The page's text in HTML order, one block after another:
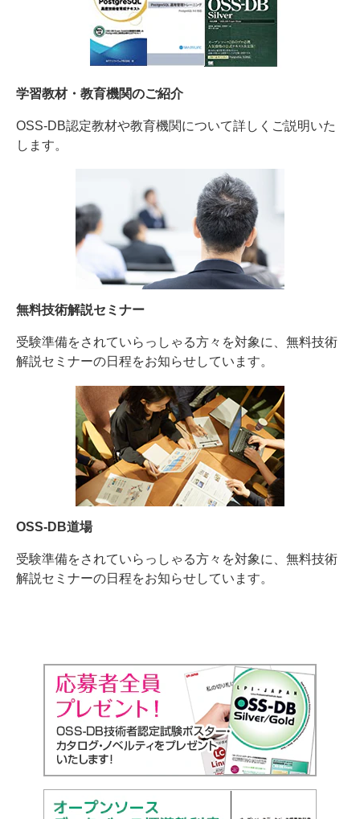
学習教材・教育機関のご紹介
OSS-DB認定教材や教育機関について詳しくご説明いた
します。
無料技術解説セミナー
受験準備をされていらっしゃる方々を対象に、無料技術
解説セミナーの日程をお知らせしています。
OSS-DB道場
受験準備をされていらっしゃる方々を対象に、無料技術
解説セミナーの日程をお知らせしています。